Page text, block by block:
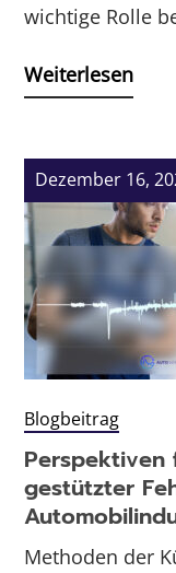
wichtige Rolle
Weiterlesen
Dezember 16,
Blogbeitrag
Perspektiven
gestützter
Methoden der